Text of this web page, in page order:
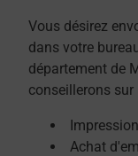
Vous désirez
dans votre
département de
conseillerons
Achat